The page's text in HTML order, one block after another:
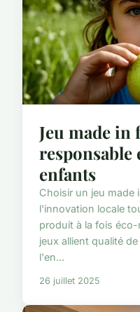
Jeu made in
responsable
enfants
Choisir un jeu made
l'innovation locale
produit à la fois
jeux allient qualité
l'en...
26 juillet 2025